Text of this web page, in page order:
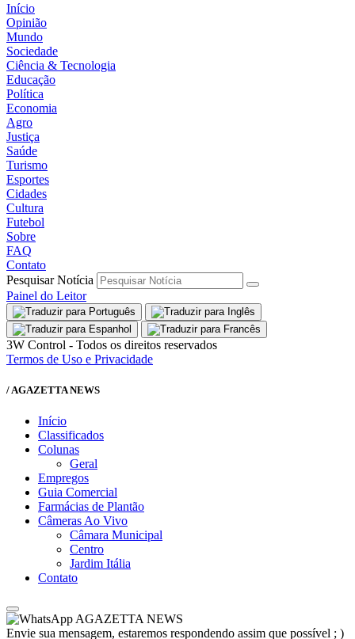
Início
Opinião
Mundo
Sociedade
Ciência & Tecnologia
Educação
Política
Economia
Agro
Justiça
Saúde
Turismo
Esportes
Cidades
Cultura
Futebol
Sobre
FAQ
Contato
Pesquisar Notícia
Painel do Leitor
3W Control - Todos os direitos reservados
Termos de Uso e Privacidade
/ AGAZETTA NEWS
Início
Classificados
Colunas
Geral
Empregos
Guia Comercial
Farmácias de Plantão
Câmeras Ao Vivo
Câmara Municipal
Centro
Jardim Itália
Contato
AGAZETTA NEWS
Envie sua mensagem, estaremos respondendo assim que possível ; )